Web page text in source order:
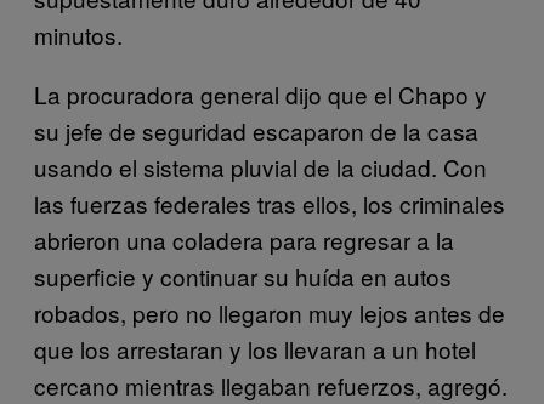
minutos.
La procuradora general dijo que el Chapo y
su jefe de seguridad escaparon de la casa
usando el sistema pluvial de la ciudad. Con
las fuerzas federales tras ellos, los criminales
abrieron una coladera para regresar a la
superficie y continuar su huída en autos
robados, pero no llegaron muy lejos antes de
que los arrestaran y los llevaran a un hotel
cercano mientras llegaban refuerzos, agregó.